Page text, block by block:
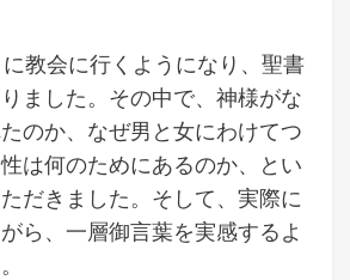
教会に行くようになり、聖書
ました。その中で、神様がな
のか、なぜ男と女にわけてつ
は何のためにあるのか、とい
だきました。そして、実際に
ら、一層御言葉を実感するよ